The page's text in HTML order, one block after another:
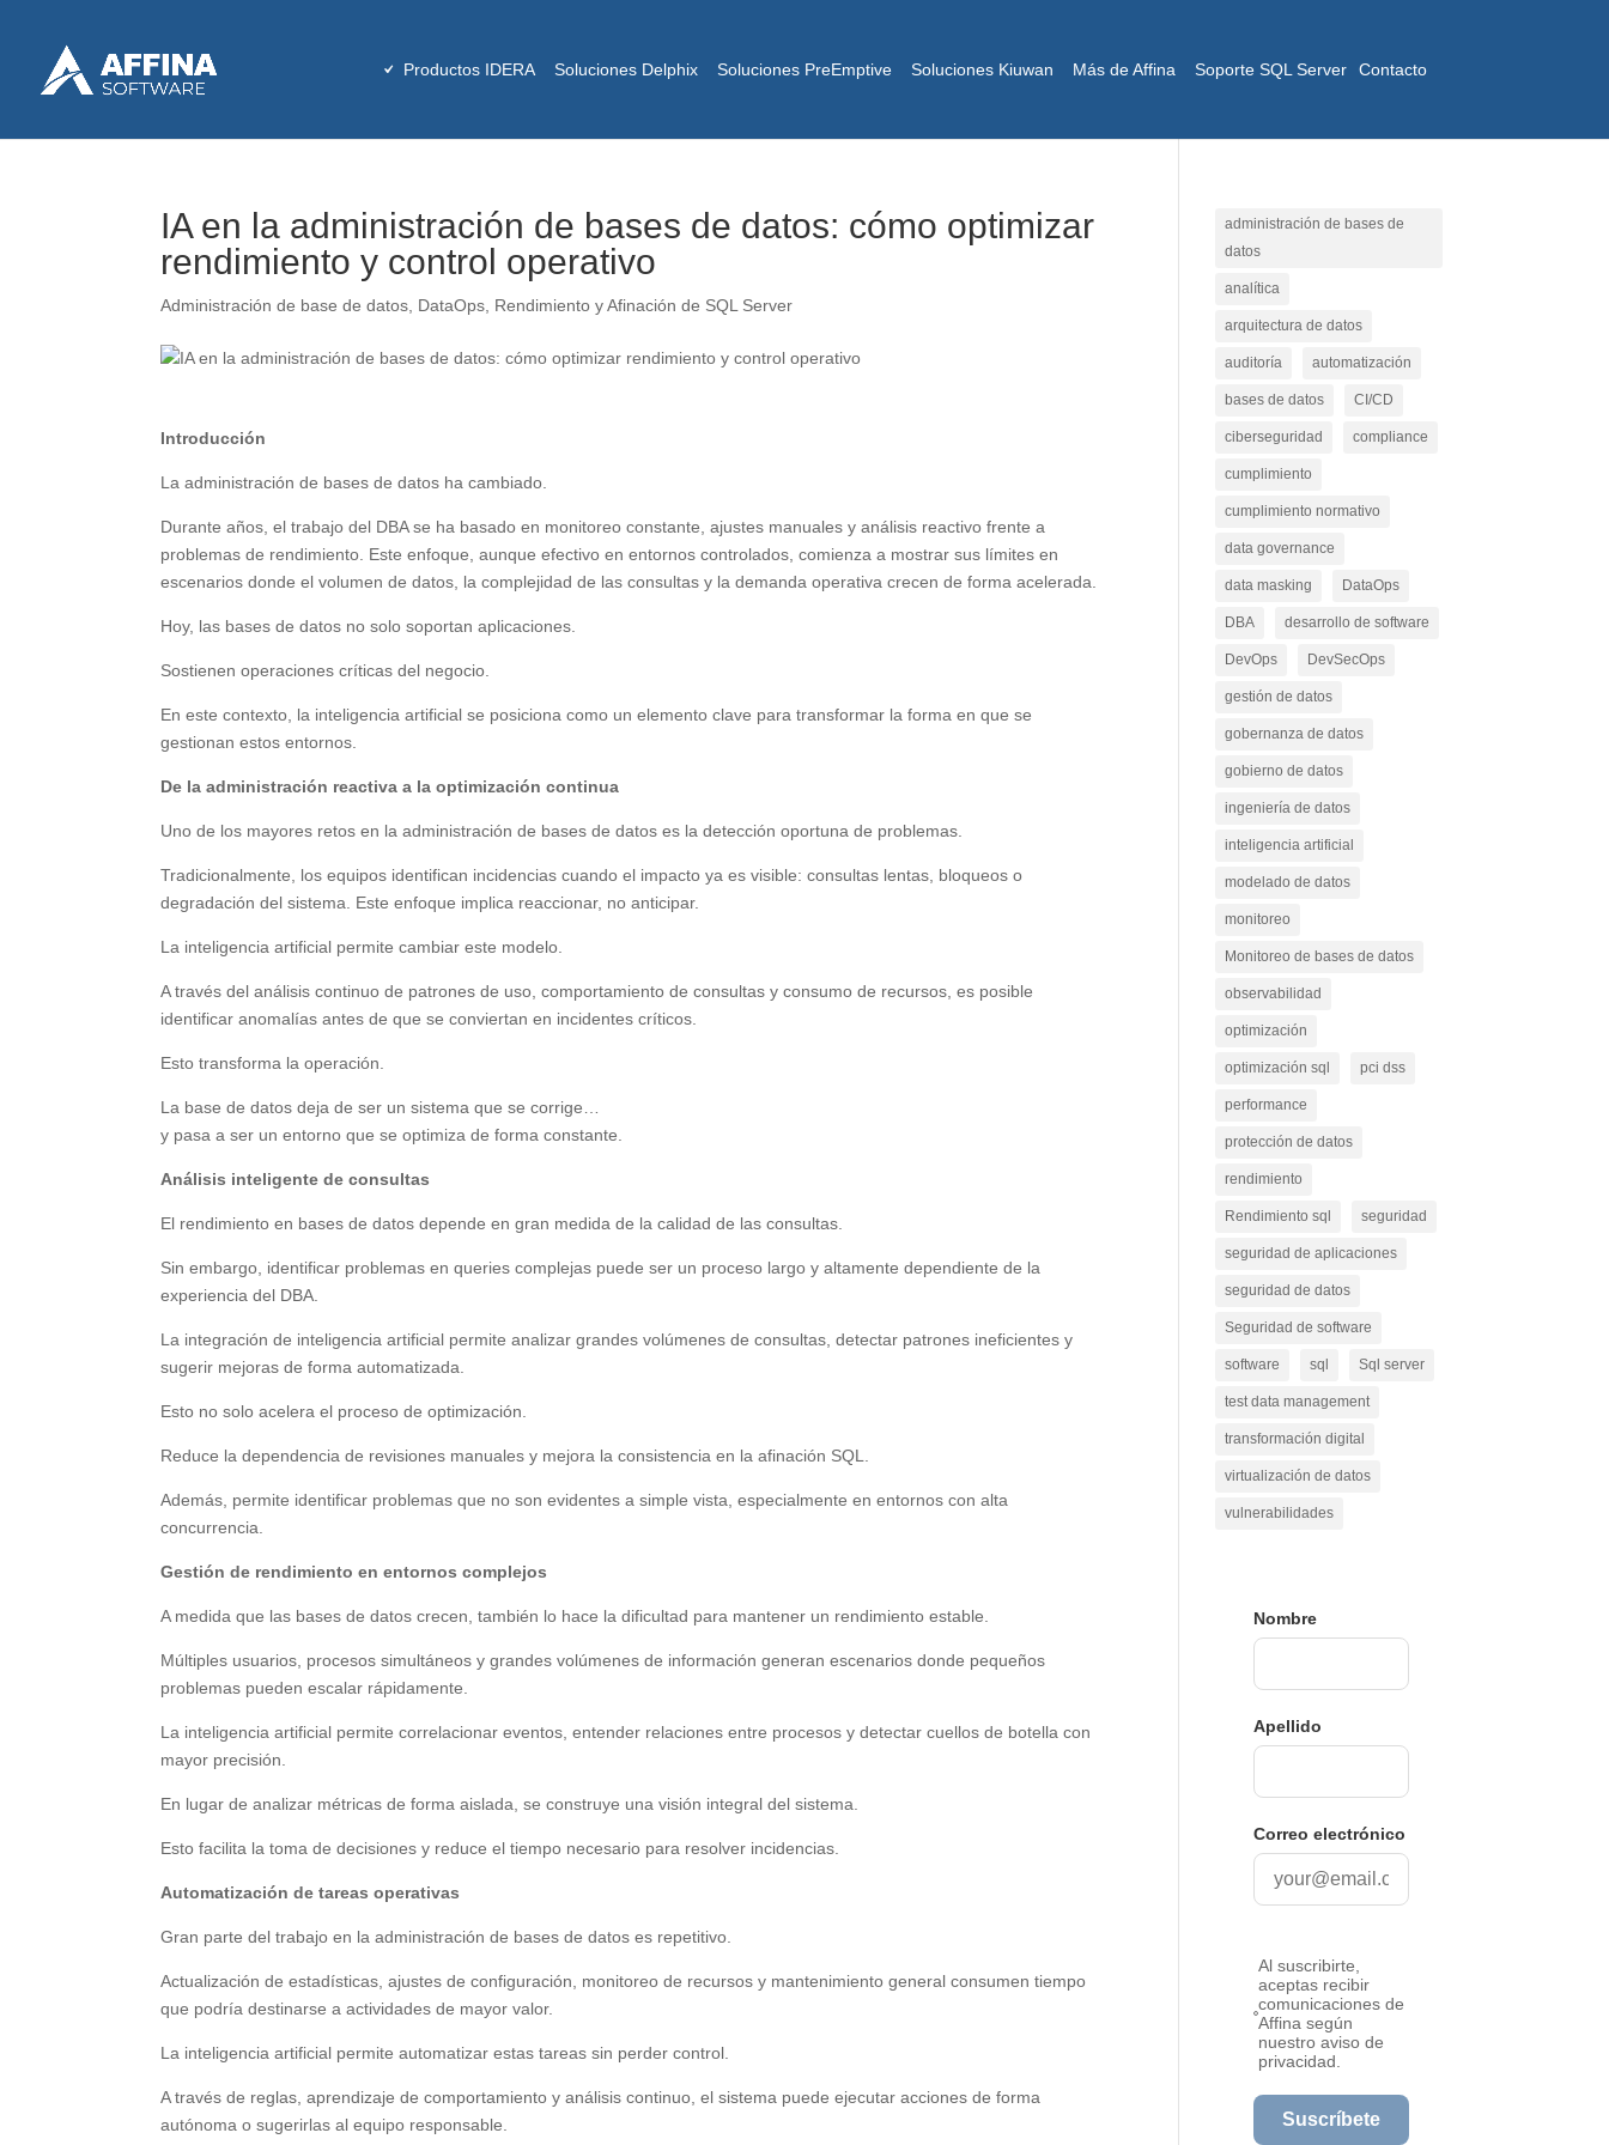
Productos IDERA Soluciones Delphix Soluciones PreEmptive Soluciones Kiuwan Más de Affina Soporte SQL Server Contacto
IA en la administración de bases de datos: cómo optimizar
rendimiento y control operativo
Administración de base de datos DataOps Rendimiento y Afinación de SQL Server
Introducción
La administración de bases de datos ha cambiado.
Durante años, el trabajo del DBA se ha basado en monitoreo constante, ajustes manuales y análisis reactivo frente a
problemas de rendimiento. Este enfoque, aunque efectivo en entornos controlados, comienza a mostrar sus límites en
escenarios donde el volumen de datos, la complejidad de las consultas y la demanda operativa crecen de forma acelerada.
Hoy, las bases de datos no solo soportan aplicaciones.
Sostienen operaciones críticas del negocio.
En este contexto, la inteligencia artificial se posiciona como un elemento clave para transformar la forma en que se
gestionan estos entornos.
De la administración reactiva a la optimización continua
Uno de los mayores retos en la administración de bases de datos es la detección oportuna de problemas.
Tradicionalmente, los equipos identifican incidencias cuando el impacto ya es visible: consultas lentas, bloqueos o
degradación del sistema. Este enfoque implica reaccionar, no anticipar.
La inteligencia artificial permite cambiar este modelo.
A través del análisis continuo de patrones de uso, comportamiento de consultas y consumo de recursos, es posible
identificar anomalías antes de que se conviertan en incidentes críticos.
Esto transforma la operación.
La base de datos deja de ser un sistema que se corrige…
y pasa a ser un entorno que se optimiza de forma constante.
Análisis inteligente de consultas
El rendimiento en bases de datos depende en gran medida de la calidad de las consultas.
Sin embargo, identificar problemas en queries complejas puede ser un proceso largo y altamente dependiente de la
experiencia del DBA.
La integración de inteligencia artificial permite analizar grandes volúmenes de consultas, detectar patrones ineficientes y
sugerir mejoras de forma automatizada.
Esto no solo acelera el proceso de optimización.
Reduce la dependencia de revisiones manuales y mejora la consistencia en la afinación SQL.
Además, permite identificar problemas que no son evidentes a simple vista, especialmente en entornos con alta
concurrencia.
Gestión de rendimiento en entornos complejos
A medida que las bases de datos crecen, también lo hace la dificultad para mantener un rendimiento estable.
Múltiples usuarios, procesos simultáneos y grandes volúmenes de información generan escenarios donde pequeños
problemas pueden escalar rápidamente.
La inteligencia artificial permite correlacionar eventos, entender relaciones entre procesos y detectar cuellos de botella con
mayor precisión.
En lugar de analizar métricas de forma aislada, se construye una visión integral del sistema.
Esto facilita la toma de decisiones y reduce el tiempo necesario para resolver incidencias.
Automatización de tareas operativas
Gran parte del trabajo en la administración de bases de datos es repetitivo.
Actualización de estadísticas, ajustes de configuración, monitoreo de recursos y mantenimiento general consumen tiempo
que podría destinarse a actividades de mayor valor.
La inteligencia artificial permite automatizar estas tareas sin perder control.
A través de reglas, aprendizaje de comportamiento y análisis continuo, el sistema puede ejecutar acciones de forma
autónoma o sugerirlas al equipo responsable.
administración de bases de
datos
analítica
arquitectura de datos
auditoría automatización
bases de datos CI/CD
ciberseguridad compliance
cumplimiento
cumplimiento normativo
data governance
data masking DataOps
DBA desarrollo de software
DevOps DevSecOps
gestión de datos
gobernanza de datos
gobierno de datos
ingeniería de datos
inteligencia artificial
modelado de datos
monitoreo
Monitoreo de bases de datos
observabilidad
optimización
optimización sql pci dss
performance
protección de datos
rendimiento
Rendimiento sql seguridad
seguridad de aplicaciones
seguridad de datos
Seguridad de software
software sql Sql server
test data management
transformación digital
virtualización de datos
vulnerabilidades